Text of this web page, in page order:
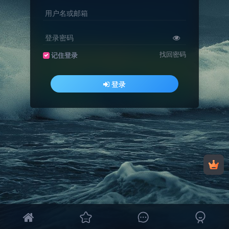
用户名或邮箱
登录密码
记住登录 找回密码
登录